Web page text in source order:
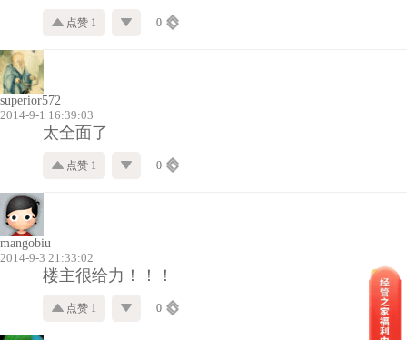
点赞 1 0
superior572
2014-9-1 16:39:03
太全面了
点赞 1 0
mangobiu
2014-9-3 21:33:02
楼主很给力！！！
点赞 1 0